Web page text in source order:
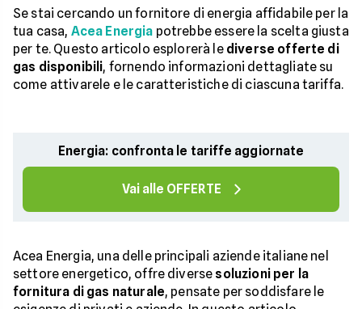
Se stai cercando un fornitore di energia affidabile per la
tua casa, Acea Energia potrebbe essere la scelta giusta
per te. Questo articolo esplorerà le diverse offerte di
gas disponibili, fornendo informazioni dettagliate su
come attivarele e le caratteristiche di ciascuna tariffa.
Energia: confronta le tariffe aggiornate
Vai alle OFFERTE
Acea Energia, una delle principali aziende italiane nel
settore energetico, offre diverse soluzioni per la
fornitura di gas naturale, pensate per soddisfare le